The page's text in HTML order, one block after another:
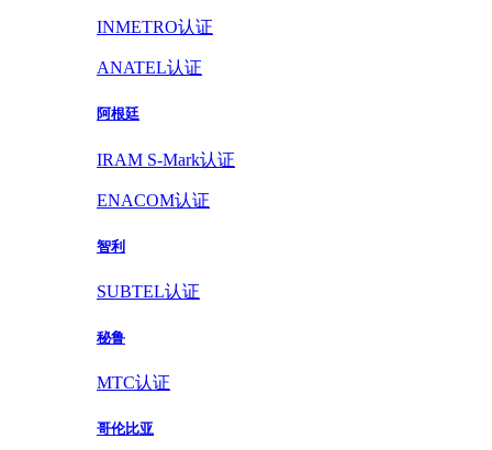
INMETRO认证
ANATEL认证
阿根廷
IRAM S-Mark认证
ENACOM认证
智利
SUBTEL认证
秘鲁
MTC认证
哥伦比亚